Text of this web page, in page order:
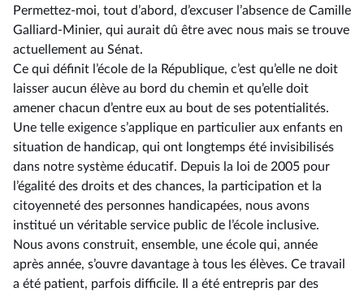
Permettez-moi, tout d’abord, d’excuser l’absence de Camille
Galliard-Minier, qui aurait dû être avec nous mais se trouve
actuellement au Sénat.
Ce qui définit l’école de la République, c’est qu’elle ne doit
laisser aucun élève au bord du chemin et qu’elle doit
amener chacun d’entre eux au bout de ses potentialités.
Une telle exigence s’applique en particulier aux enfants en
situation de handicap, qui ont longtemps été invisibilisés
dans notre système éducatif. Depuis la loi de 2005 pour
l’égalité des droits et des chances, la participation et la
citoyenneté des personnes handicapées, nous avons
institué un véritable service public de l’école inclusive.
Nous avons construit, ensemble, une école qui, année
après année, s’ouvre davantage à tous les élèves. Ce travail
a été patient, parfois difficile. Il a été entrepris par des